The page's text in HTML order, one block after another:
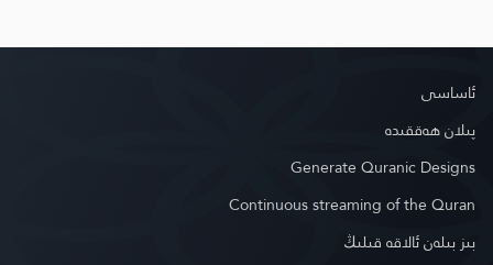
ئاساسى
پىلان ھەققىدە
Generate Quranic Designs
Continuous streaming of the Quran
بىز بىلەن ئالاقە قىلىڭ